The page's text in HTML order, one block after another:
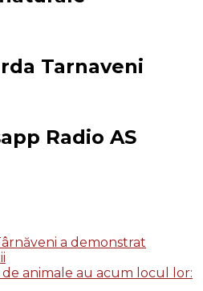
Tarnaveni
Radio AS
a demonstrat
animale au acum locul lor: